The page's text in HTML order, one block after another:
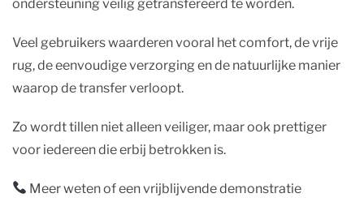
ondersteuning veilig getransfereerd te worden.
Veel gebruikers waarderen vooral het comfort, de vrije
rug, de eenvoudige verzorging en de natuurlijke manier
waarop de transfer verloopt.
Zo wordt tillen niet alleen veiliger, maar ook prettiger
voor iedereen die erbij betrokken is.
Meer weten of een vrijblijvende demonstratie